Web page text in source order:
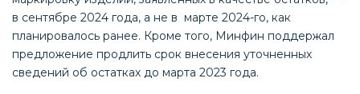
в сентябре 2024 года, а не в марте 2024-го, как
планировалось ранее. Кроме того, Минфин поддержал
предложение продлить срок внесения уточненных
сведений об остатках до марта 2023 года.